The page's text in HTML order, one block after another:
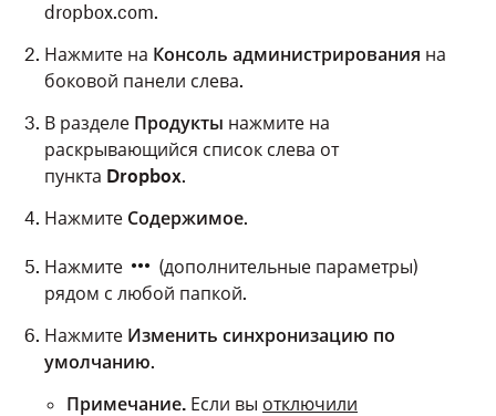
dropbox.com.
Нажмите на Консоль администрирования на
боковой панели слева.
В разделе Продукты нажмите на
раскрывающийся список слева от
пункта Dropbox.
Нажмите Содержимое.
Нажмите
(дополнительные параметры)
рядом с любой папкой.
Нажмите Изменить синхронизацию по
умолчанию.
Примечание. Если вы отключили